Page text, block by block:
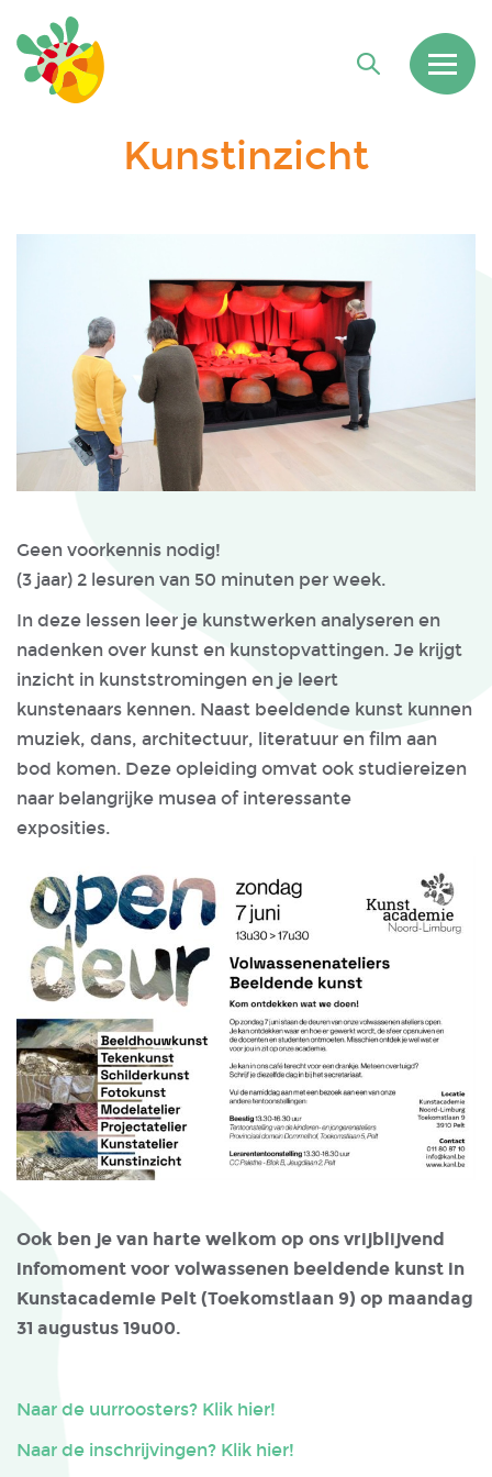
Kunstinzicht
Geen voorkennis nodig!
(3 jaar) 2 lesuren van 50 minuten per week.
In deze lessen leer je kunstwerken analyseren en
nadenken over kunst en kunstopvattingen. Je krijgt
inzicht in kunststromingen en je leert
kunstenaars kennen. Naast beeldende kunst kunnen
muziek, dans, architectuur, literatuur en film aan
bod komen. Deze opleiding omvat ook studiereizen
naar belangrijke musea of interessante
exposities.
Ook ben je van harte welkom op ons vrijblijvend
infomoment voor volwassenen beeldende kunst in
Kunstacademie Pelt (Toekomstlaan 9) op maandag
31 augustus 19u00.
Naar de uurroosters? Klik hier!
Naar de inschrijvingen? Klik hier!